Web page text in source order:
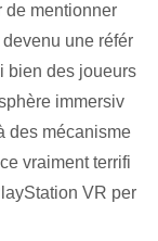
de mentionner
une référ
bien des joueurs
immersiv
des mécanisme
vraiment terrifi
VR per